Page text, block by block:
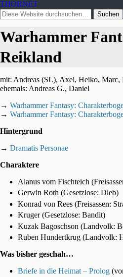
THORNET
Warhammer
Reikland
mit: Andreas (SL), Axel, Heiko, Marc,
ehemals: Andreas G., Daniel
→ Warhammer Fantasy:
→ Warhammer Fantasy:
Hintergrund
→ Dramatis Personae
Charaktere
Alanus vom Fischteich
Gerwin Roth (Gesetzlose: Dieb)
Konrad von Rees (Freisassen:
Kruger (Gesetzlose: Bandit)
Kuzak Bagoschson (Landvolk:
Ruben Hundertkrug (Landvolk:
Was bisher geschah…
Briefe in die Heimat – Prolog